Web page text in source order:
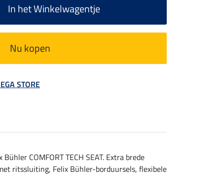
In het Winkelwagentje
Nu kopen
STORE
COMFORT TECH SEAT. Extra brede
ritssluiting, Felix Bühler-borduursels, flexibele